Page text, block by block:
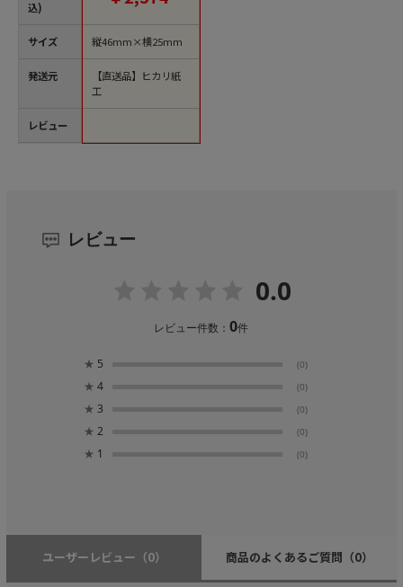
込)
サイズ
発送元
レビュー
縦46mm×横25mm
【直送品】ヒカリ紙
工
レビュー
0.0
レビュー件数：0件
★ 5 (0)
★ 4 (0)
★ 3 (0)
★ 2 (0)
★ 1 (0)
ユーザーレビュー （0） 商品のよくあるご質問 （0）